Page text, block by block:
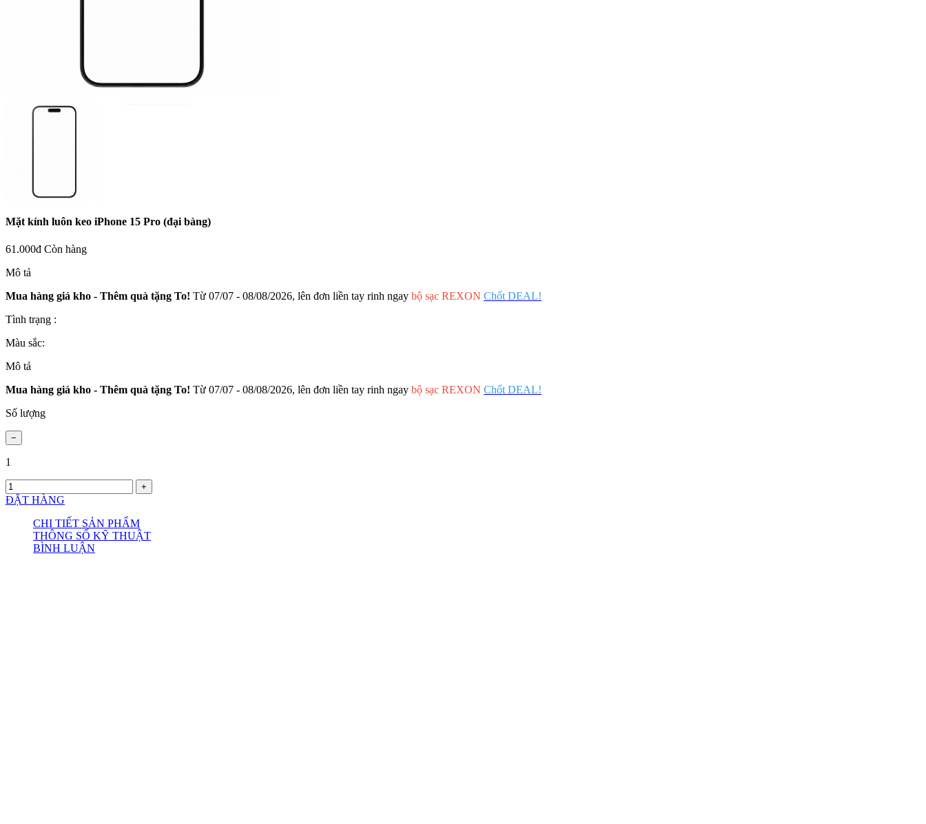
Mặt kính luôn keo iPhone 15 Pro (đại bàng)
61.000đ Còn hàng
Mô tả
Mua hàng giá kho - Thêm quà tặng To! Từ 07/07 - 08/08/2026, lên đơn liền tay rinh ngay bộ sạc REXON Chốt DEAL!
Tình trạng :
Màu sắc:
Mô tả
Mua hàng giá kho - Thêm quà tặng To! Từ 07/07 - 08/08/2026, lên đơn liền tay rinh ngay bộ sạc REXON Chốt DEAL!
Số lượng
1
ĐẶT HÀNG
CHI TIẾT SẢN PHẨM
THÔNG SỐ KỸ THUẬT
BÌNH LUẬN